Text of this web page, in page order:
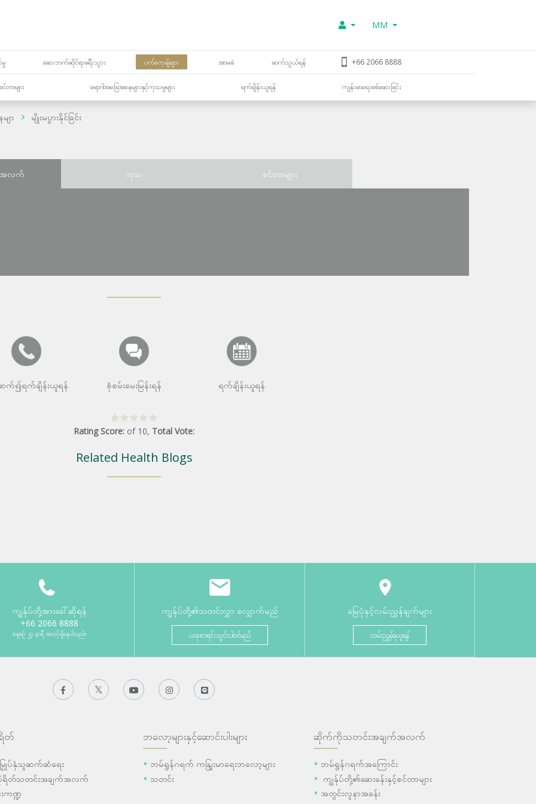
MM
မှု ဆေးဘက်ဆိုင်ရာခရီးသွား ပက်ကေ့ချ်များ အာမခံ ဆက်သွယ်ရန် +66 2066 8888
ာများ ရောဂါအခြေအနေများနှင့်ကုသမှုများ ရက်ချိန်းယူရန် ကျန်းမာရေးစစ်ဆေးခြင်း
ျာ မျိုးမပွားနိုင်ခြင်း
အလက် ကုသ စင်တာများ
က်၍ရက်ချိန်းယူရန် စုံစမ်းမေးမြန်းရန် ရက်ချိန်းယူရန်
Rating Score: of 10, Total Vote:
Related Health Blogs
ကျွန်ုပ်တို့အားခေါ်ဆိုရန်
+66 2066 8888
နေ့စဉ် ၂၄ နာရီ အသင့်ရှိနေပါသည်။
ကျွန်ုပ်တို့၏သတင်းလွှာ လျှောက်မည်
ယခုစာရင်းသွင်းပါဝင်မည်
မြေပုံနှင့်လမ်းညွှန်ချက်များ
လမ်းညွှန်ရယူရန်
တ်
မြှုပ်နှံသူဆက်ဆံရေး
ရိတ်သတင်းအချက်အလက်
ကဏ္ဍ
ဘလော့များနှင့်ဆောင်းပါးများ
ဘမ်ရွန်ဂရက် ကနျြးမာရေးဘလော့များ
သတင်း
ဆိုက်ကိုသတင်းအချက်အလက်
ဘမ်ရွန်ဂရက်အကြောင်း
ကျွန်ုပ်တို့၏ဆေးခန်းနှင့်စင်တာများ
အတွင်းလူနာအခန်း